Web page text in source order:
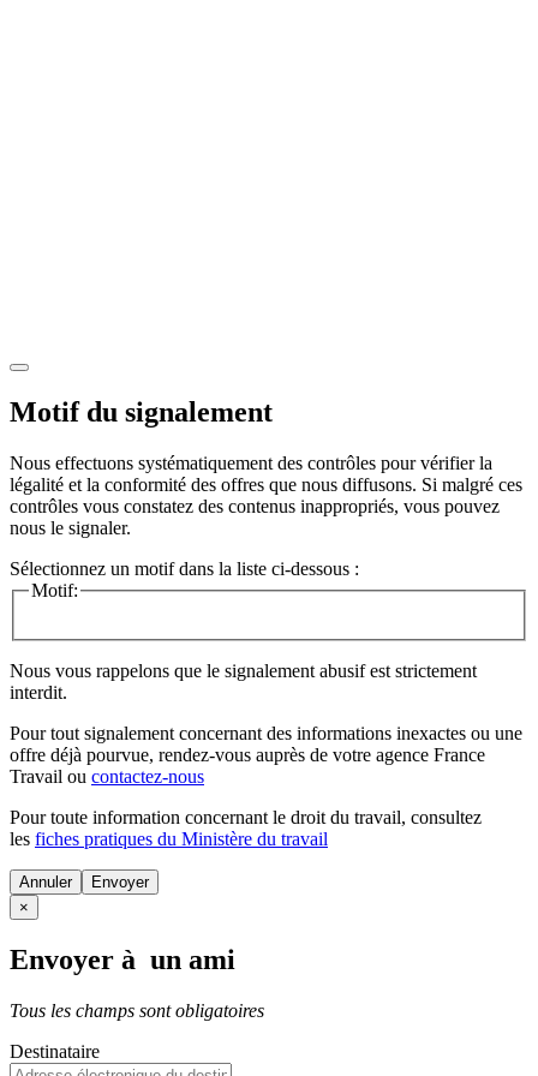
Motif du signalement
Nous effectuons systématiquement des contrôles pour vérifier la
légalité et la conformité des offres que nous diffusons. Si malgré ces
contrôles vous constatez des contenus inappropriés, vous pouvez
nous le signaler.
Sélectionnez un motif dans la liste ci-dessous :
Motif:
Nous vous rappelons que le signalement abusif est strictement
interdit.
Pour tout signalement concernant des informations inexactes ou une
offre déjà pourvue, rendez-vous auprès de votre agence France
Travail ou contactez-nous
Pour toute information concernant le droit du travail, consultez
les fiches pratiques du Ministère du travail
Annuler
×
Envoyer à un ami
Tous les champs sont obligatoires
Destinataire